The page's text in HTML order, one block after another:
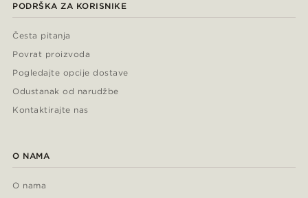
PODRŠKA ZA KORISNIKE
Česta pitanja
Povrat proizvoda
Pogledajte opcije dostave
Odustanak od narudžbe
Kontaktirajte nas
O NAMA
O nama